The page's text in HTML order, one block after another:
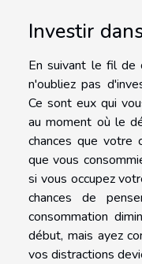
Investir
En suivant le fil de
n'oubliez pas
Ce sont eux qui
au moment où le
chances que votre
que vous
si vous occupez
chances de
consommation
début, mais ayez
vos distractions